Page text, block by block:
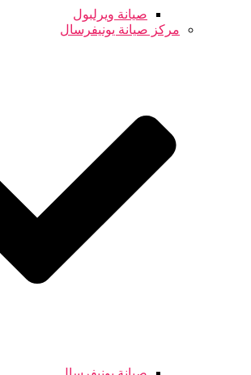
صيانة ويرلبول
مركز صيانة يونيفرسال